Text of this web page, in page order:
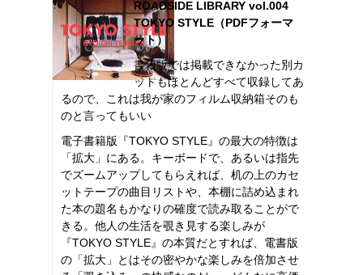
ROADSIDE LIBRARY vol.004
TOKYO STYLE（PDFフォーマ
ット）
書籍版では掲載できなかった別カ
ットもほとんどすべて収録してあ
るので、これは我が家のフィルム収納箱そのも
のと言ってもいい
電子書籍版『TOKYO STYLE』の最大の特徴は
「拡大」にある。キーボードで、あるいは指先
でズームアップしてもらえれば、机の上のカセ
ットテープの曲目リストや、本棚に詰め込まれ
た本の題名もかなりの確度で読み取ることがで
きる。他人の生活を覗き見する楽しみが
『TOKYO STYLE』の本質だとすれば、電書版
の「拡大」とはその密やかな楽しみを倍加させ